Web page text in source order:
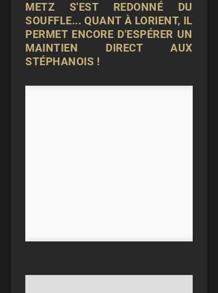
METZ S'EST REDONNÉ DU
SOUFFLE... QUANT À LORIENT, IL
PERMET ENCORE D'ESPÉRER UN
MAINTIEN DIRECT AUX
STÉPHANOIS !